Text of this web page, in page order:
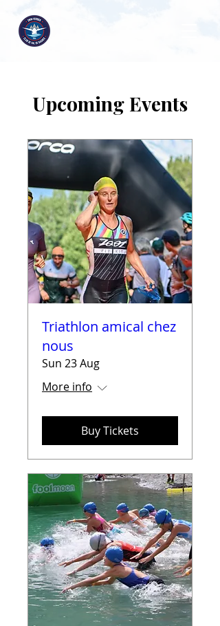
Upcoming Events
Triathlon amical chez
nous
Sun 23 Aug
More info
Buy Tickets